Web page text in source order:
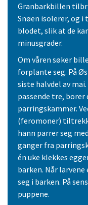
Granbarkbillen
Snøen isolerer, og
blodet, slik at de
minusgrader.
Om våren søker
forplante seg. På
siste halvdel av
passende tre, borer
parringskammer.
(feromoner)
hann parrer seg
ganger fra
én uke klekkes
barken. Når
seg i barken. På
puppene.